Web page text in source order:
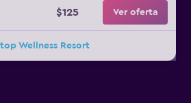
$125 Ver oferta
Wellness Resort